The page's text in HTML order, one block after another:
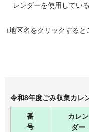
レンダーを使用してい
↓地区名をクリックする
令和8年度ごみ収集カレ
番
号
カレン
ダー